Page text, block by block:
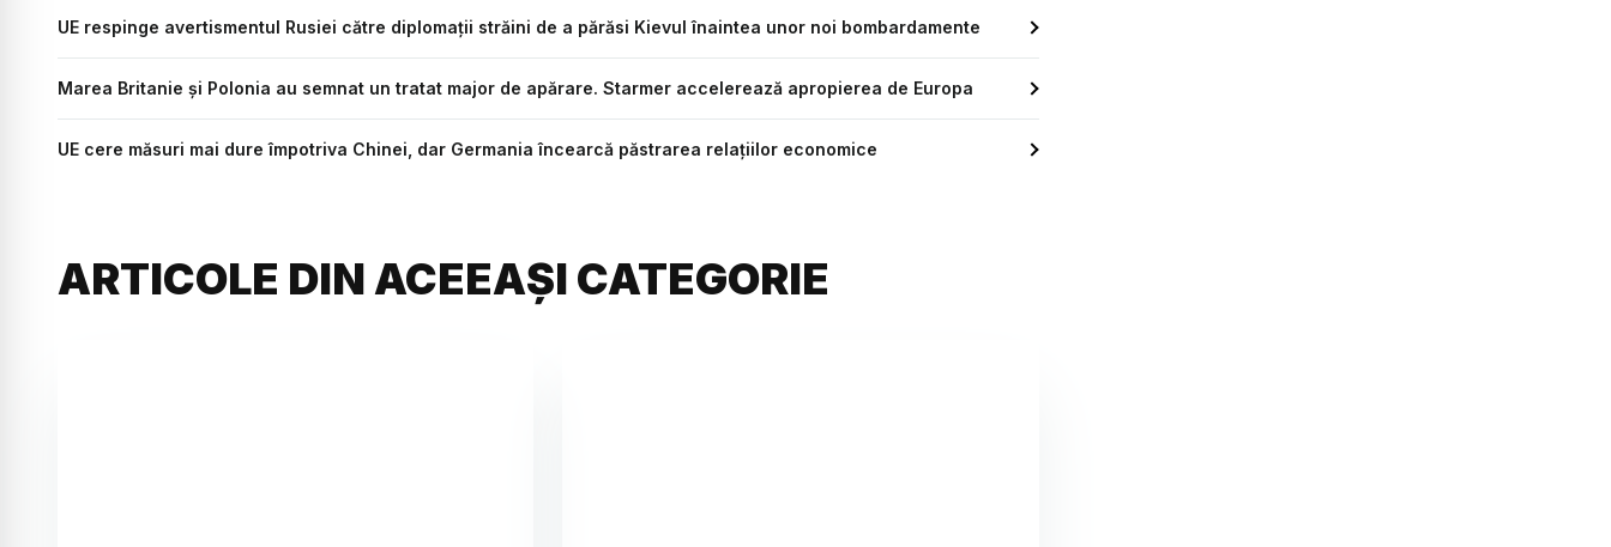
UE respinge avertismentul Rusiei către diplomații străini de a părăsi Kievul înaintea unor noi bombardamente
Marea Britanie și Polonia au semnat un tratat major de apărare. Starmer accelerează apropierea de Europa
UE cere măsuri mai dure împotriva Chinei, dar Germania încearcă păstrarea relațiilor economice
ARTICOLE DIN ACEEAȘI CATEGORIE